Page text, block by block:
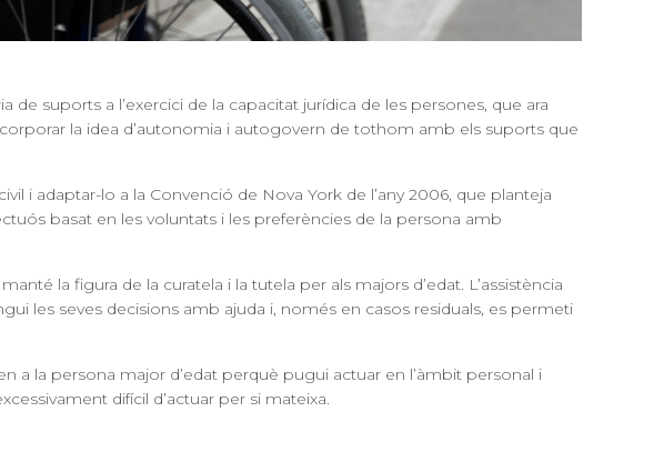
suports a l’exercici de la capacitat jurídica de les persones, que ara
la idea d’autonomia i autogovern de tothom amb els suports que
adaptar-lo a la Convenció de Nova York de l’any 2006, que planteja
basat en les voluntats i les preferències de la persona amb
la figura de la curatela i la tutela per als majors d’edat. L’assistència
les seves decisions amb ajuda i, només en casos residuals, es permeti
a la persona major d’edat perquè pugui actuar en l’àmbit personal i
difícil d’actuar per si mateixa.